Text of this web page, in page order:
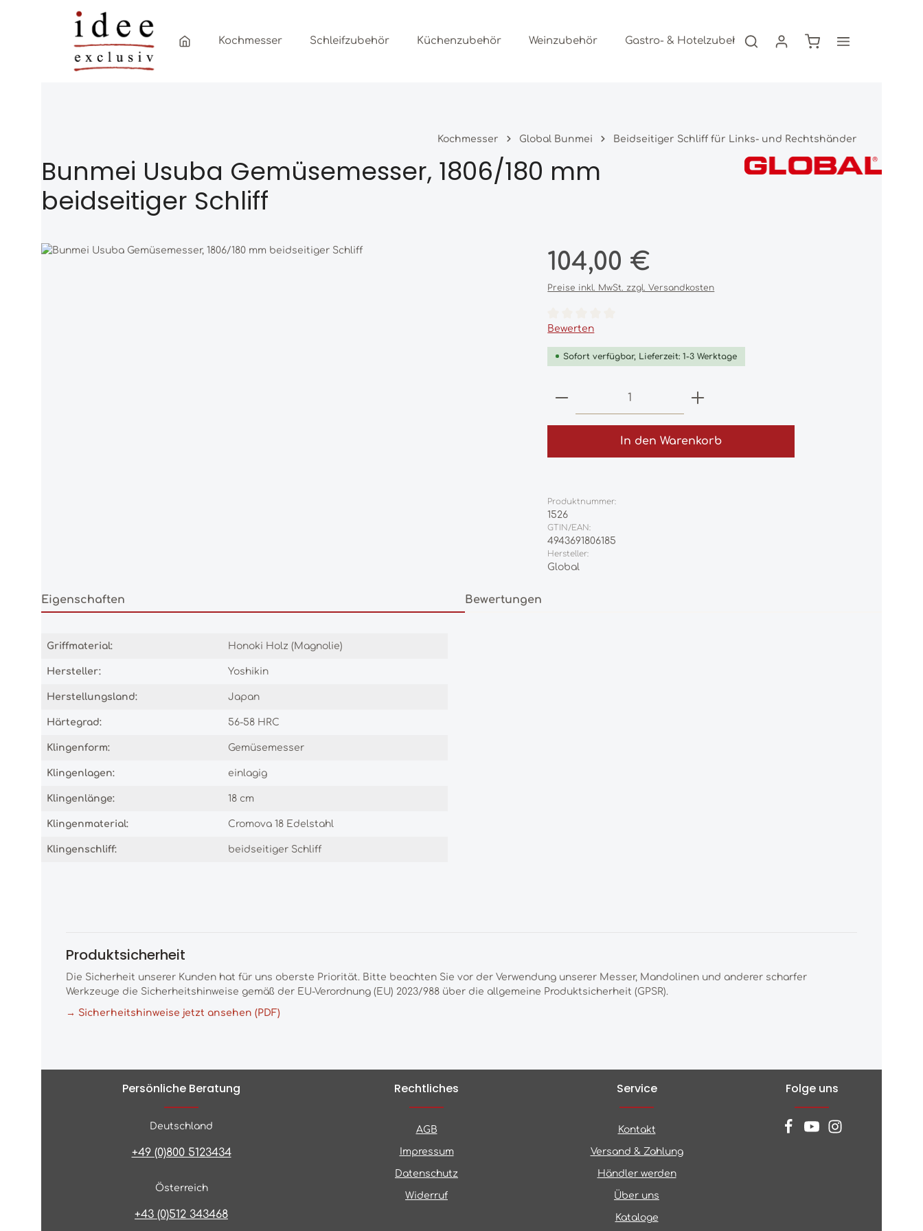
Zum Hauptinhalt springen
Zur Hauptnavigation springen
Kochmesser Schleifzubehör Küchenzubehör Weinzubehör Gastro- & Hotelzubehör Freizeitartikel
Warenkorb enthält
Kochmesser Global Bunmei Beidseitiger Schliff für Links- und Rechtshänder
Bunmei Usuba Gemüsemesser, 1806/180 mm
beidseitiger Schliff
Bildergalerie überspringen Regulärer Preis:
104,00 €
Preise inkl. MwSt. zzgl. Versandkosten
Durchschnittliche Bewertung von 0 von 5 Sternen
Bewerten
Sofort verfügbar, Lieferzeit: 1-3 Werktage
Produkt Anzahl: Gib den gewünschten
In den Warenkorb
Produktnummer:
1526
GTIN/EAN:
4943691806185
Hersteller:
Global
Eigenschaften Bewertungen
Griffmaterial: Honoki Holz (Magnolie)
Hersteller: Yoshikin
Herstellungsland: Japan
Härtegrad: 56-58 HRC
Klingenform: Gemüsemesser
Klingenlagen: einlagig
Klingenlänge: 18 cm
Klingenmaterial: Cromova 18 Edelstahl
Klingenschliff: beidseitiger Schliff
Produktsicherheit
Die Sicherheit unserer Kunden hat für uns oberste Priorität. Bitte beachten Sie vor der Verwendung unserer Messer, Mandolinen und anderer scharfer
Werkzeuge die Sicherheitshinweise gemäß der EU-Verordnung (EU) 2023/988 über die allgemeine Produktsicherheit (GPSR).
→ Sicherheitshinweise jetzt ansehen (PDF)
Persönliche Beratung
Deutschland
+49 (0)800 5123434
Österreich
+43 (0)512 343468
Rechtliches
AGB
Impressum
Datenschutz
Widerruf
Service
Kontakt
Versand & Zahlung
Händler werden
Über uns
Kataloge
Folge uns